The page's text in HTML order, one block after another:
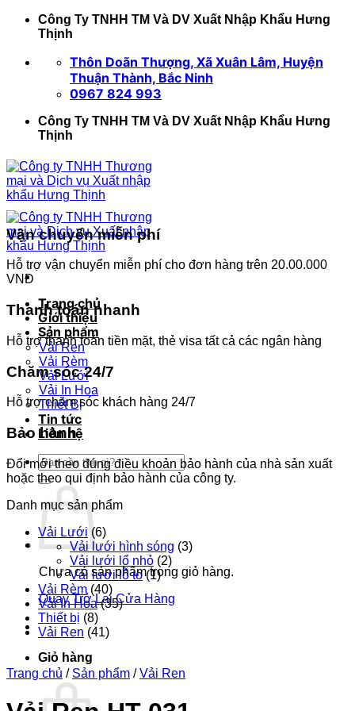
dung
Công Ty TNHH TM Và DV Xuất Nhập Khẩu Hưng
Thịnh
Thôn Doãn Thượng, Xã Xuân Lâm, Huyện
Thuận Thành, Bắc Ninh
0967 824 993
Công Ty TNHH TM Và DV Xuất Nhập Khẩu Hưng
Thịnh
Trang chủ
Giới thiệu
Sản phẩm
Vải Ren
Vải Rèm
Vải Lưới
Vải In Hoa
Thiết Bị
Tin tức
Liên hệ
Tìm
kiếm:
Chưa có sản phẩm trong giỏ hàng.
Quay Trở Lại Cửa Hàng
Giỏ hàng
Vận chuyển miễn phí
Hỗ trợ vận chuyển miễn phí cho đơn hàng trên 20.00.000
VNĐ
Thanh toán nhanh
Hỗ trợ thanh toán tiền mặt, thẻ visa tất cả các ngân hàng
Chăm sóc 24/7
Hỗ trợ chăm sóc khách hàng 24/7
Bảo hành
Đổi mới theo đúng điều khoản bảo hành của nhà sản xuất
hoặc theo qui định bảo hành của công ty.
Danh mục sản phẩm
Vải Lưới (6)
Vải lưới hình sóng (3)
Vải lưới lổ nhỏ (2)
Vải lưới lỗ to (1)
Vải Rèm (40)
Vải In Hoa (35)
Thiết bị (8)
Vải Ren (41)
Trang chủ / Sản phẩm / Vải Ren